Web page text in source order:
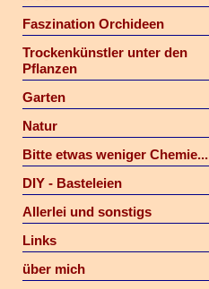
Faszination Orchideen
Trockenkünstler unter den
Pflanzen
Garten
Natur
Bitte etwas weniger Chemie...
DIY - Basteleien
Allerlei und sonstigs
Links
über mich